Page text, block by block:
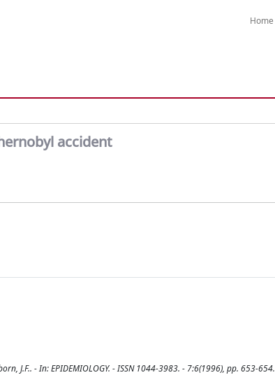
Home
accident
J.F.. - In: EPIDEMIOLOGY. - ISSN 1044-3983. - 7:6(1996), pp. 653-654.